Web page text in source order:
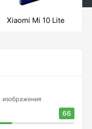
Xiaomi Mi 10 Lite
изображения
66